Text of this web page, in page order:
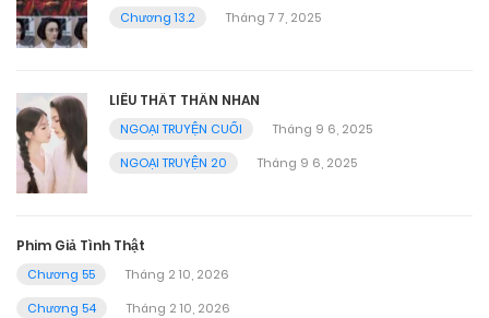
Chương 13.2
Tháng 7 7, 2025
LIÊU THẤT THẦN NHAN
NGOẠI TRUYỆN CUỐI
Tháng 9 6, 2025
NGOẠI TRUYỆN 20
Tháng 9 6, 2025
Phim Giả Tình Thật
Chương 55
Tháng 2 10, 2026
Chương 54
Tháng 2 10, 2026